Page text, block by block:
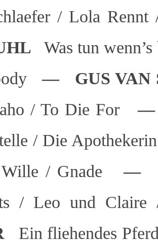
/ Lola
Was tun
— GUS
/ To Die For
—
/ Die
/ Gnade
—
/ Leo und
Ein fliehendes